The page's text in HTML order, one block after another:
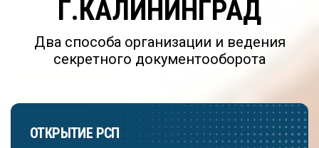
Г.КАЛИНИНГРАД
Два способа организации и ведения
секретного документооборота
ОТКРЫТИЕ РСП